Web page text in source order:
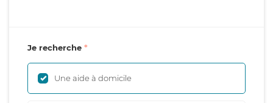
Je recherche
Une aide à domicile